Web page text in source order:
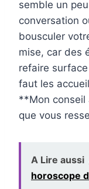
semble un
conversation
bousculer
mise, car des
refaire
faut les
**Mon conseil
que vous
A Lire aussi
horoscope